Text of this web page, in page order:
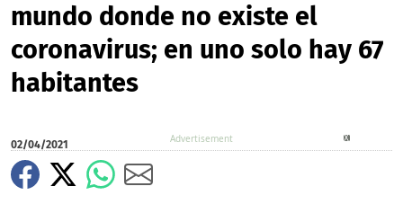
mundo donde no existe el
coronavirus; en uno solo hay 67
habitantes
02/04/2021
X